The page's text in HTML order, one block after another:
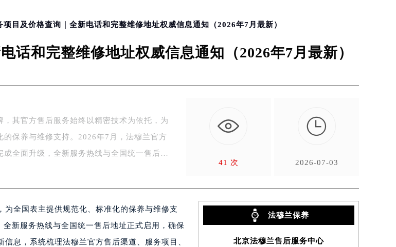
2603室（需提前预约）
室（需提前预约）
层1008室（需提前预约）
室（需提前预约）
润万象城）17层1706室（需提前预约）
室（需提前预约）
层1304室（需提前预约）
）A1座办公楼14层07室（需提前预约）
15层1508室（需提前预约）
目及价格查询｜全新电话和完整维修地址权威信息通知（2026年7月最新）
话和完整维修地址权威信息通知（2026年7月最新）
，其官方售后服务始终以精密技术为依托，为
的保养与维修支持。2026年7月，法穆兰官方
成全面升级，全新服务热线与全国统一售后地
41 次

2026-07-03
全国表主提供规范化、标准化的保养与维修支
新服务热线与全国统一售后地址正式启用，确保
息，系统梳理法穆兰官方售后渠道、服务项目、
法穆兰保养
北京法穆兰售后服务中心